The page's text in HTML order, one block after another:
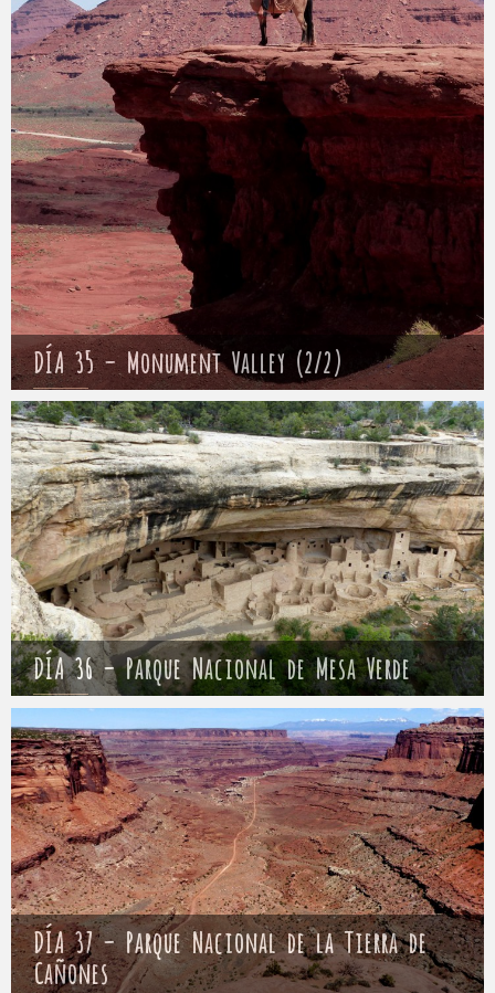
DÍA 35 – Monument Valley (2/2)
Mathieu 9 mayo 2017
DÍA 36 – Parque Nacional de Mesa Verde
Mathieu 10 mayo 2017
DÍA 37 – Parque Nacional de la Tierra de
Cañones